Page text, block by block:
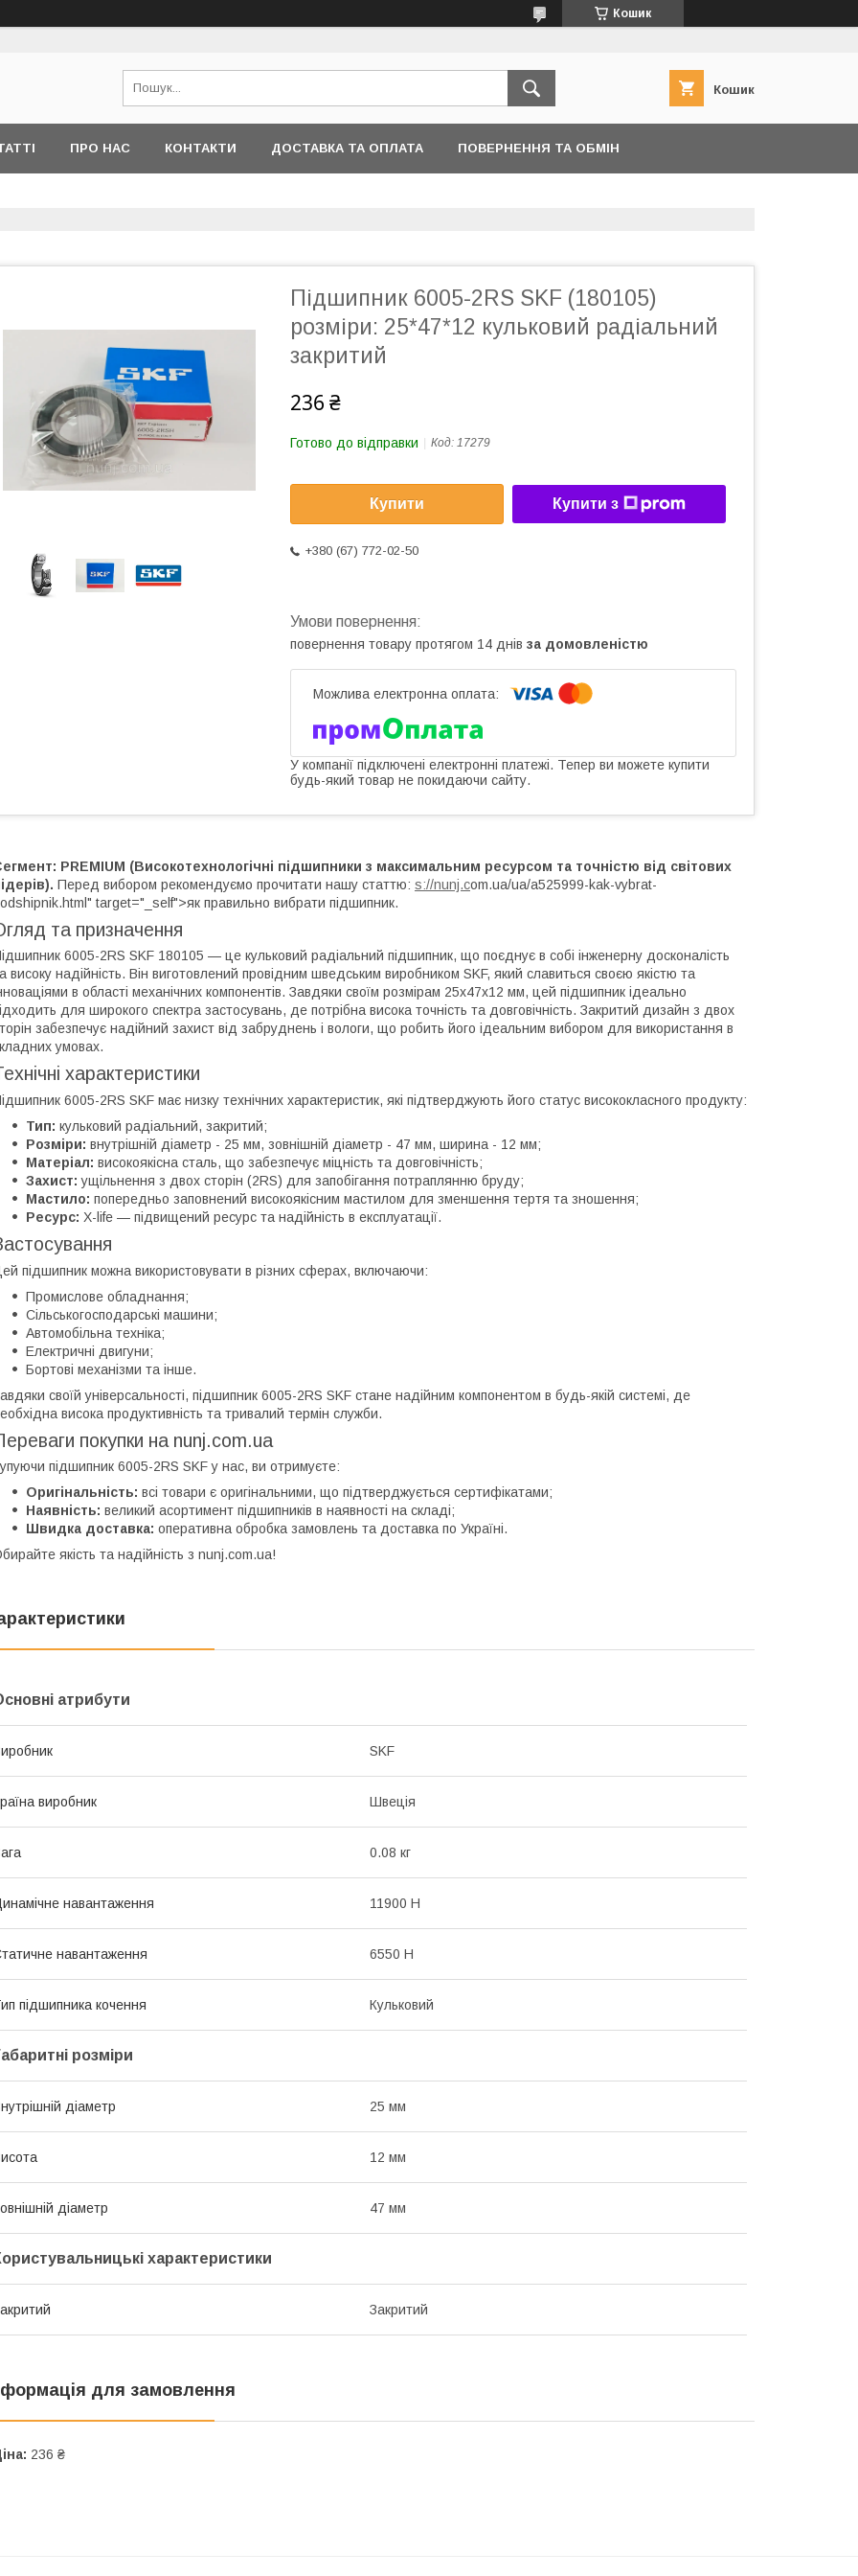
Кошик
Кошик
ПРО НАС КОНТАКТИ ДОСТАВКА ТА ОПЛАТА ПОВЕРНЕННЯ ТА ОБМІН
Підшипник 6005-2RS SKF (180105)
розміри: 25*47*12 кульковий радіальний
закритий
236 ₴
Готово до відправки Код: 17279
Купити Купити з
+380 (67) 772-02-50
повернення товару протягом 14 днів за домовленістю
У компанії підключені електронні платежі. Тепер ви можете купити
будь-який товар не покидаючи сайту.
PREMIUM (Високотехнологічні підшипники з максимальним ресурсом та точністю від світових
Перед вибором рекомендуємо прочитати нашу статтю: s://nunj.com.ua/ua/a525999-kak-vybrat-
target="_self">як правильно вибрати підшипник.
та призначення
6005-2RS SKF 180105 — це кульковий радіальний підшипник, що поєднує в собі інженерну досконалість
високу надійність. Він виготовлений провідним шведським виробником SKF, який славиться своєю якістю та
в області механічних компонентів. Завдяки своїм розмірам 25x47x12 мм, цей підшипник ідеально
для широкого спектра застосувань, де потрібна висока точність та довговічність. Закритий дизайн з двох
забезпечує надійний захист від забруднень і вологи, що робить його ідеальним вибором для використання в
умовах.
характеристики
6005-2RS SKF має низку технічних характеристик, які підтверджують його статус висококласного продукту:
Тип: кульковий радіальний, закритий;
Розміри: внутрішній діаметр - 25 мм, зовнішній діаметр - 47 мм, ширина - 12 мм;
Матеріал: високоякісна сталь, що забезпечує міцність та довговічність;
Захист: ущільнення з двох сторін (2RS) для запобігання потраплянню бруду;
Мастило: попередньо заповнений високоякісним мастилом для зменшення тертя та зношення;
Ресурс: X-life — підвищений ресурс та надійність в експлуатації.
підшипник можна використовувати в різних сферах, включаючи:
Промислове обладнання;
Сільськогосподарські машини;
Автомобільна техніка;
Електричні двигуни;
Бортові механізми та інше.
своїй універсальності, підшипник 6005-2RS SKF стане надійним компонентом в будь-якій системі, де
висока продуктивність та тривалий термін служби.
покупки на nunj.com.ua
підшипник 6005-2RS SKF у нас, ви отримуєте:
Оригінальність: всі товари є оригінальними, що підтверджується сертифікатами;
Наявність: великий асортимент підшипників в наявності на складі;
Швидка доставка: оперативна обробка замовлень та доставка по Україні.
якість та надійність з nunj.com.ua!
атрибути
SKF
виробник Швеція
0.08 кг
навантаження 11900 Н
навантаження 6550 Н
підшипника кочення Кульковий
розміри
діаметр 25 мм
12 мм
діаметр 47 мм
характеристики
Закритий
для замовлення
236 ₴